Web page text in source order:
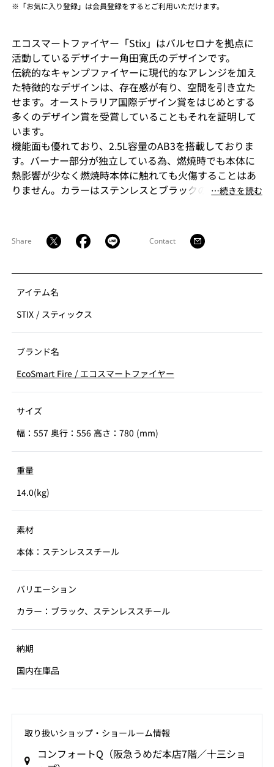
※「お気に入り登録」は会員登録をするとご利用いただけます。
エコスマートファイヤー「Stix」はバルセロナを拠点に
活動しているデザイナー角田寛氏のデザインです。
伝統的なキャンプファイヤーに現代的なアレンジを加え
た特徴的なデザインは、存在感が有り、空間を引き立た
せます。オーストラリア国際デザイン賞をはじめとする
多くのデザイン賞を受賞していることもそれを証明して
います。
機能面も優れており、2.5L容量のAB3を搭載しておりま
す。バーナー部分が独立している為、燃焼時でも本体に
熱影響が少なく燃焼時本体に触れても火傷することはあ
りません。カラーはステンレスとブラックの2色からお選
ます。暖房能力も高く、燃焼時に発生する水蒸気により
加湿効果も得られます。
⋯続きを読む
Share Contact
アイテム名
STIX / スティックス
ブランド名
EcoSmart Fire / エコスマートファイヤー
サイズ
幅：557 奥行：556 高さ：780 (mm)
重量
14.0(kg)
素材
本体：ステンレススチール
バリエーション
カラー：ブラック、ステンレススチール
納期
国内在庫品
取り扱いショップ‧ショールーム情報
コンフォートQ（阪急うめだ本店7階／十三ショ